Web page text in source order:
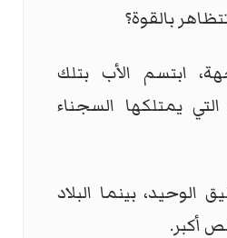
بالقوة؟
ابتسم الأب بتلك
التي يمتلكها السجناء
الوحيد، بينما البلاد
أكبر.